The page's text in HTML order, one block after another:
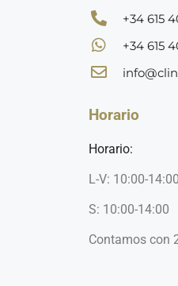
+34 615
+34 615
Horario
Horario:
L-V: 10:00-
S: 10:00-14:00
Contamos con